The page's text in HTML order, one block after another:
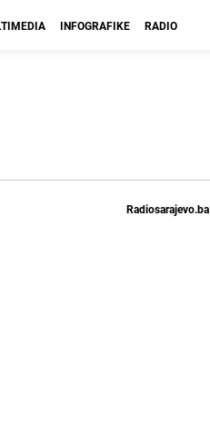
INFOGRAFIKE RADIO
Radiosarajevo.ba